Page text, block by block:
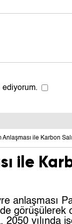
ediyorum.
Anlaşması ile Karbon
ile
anlaşması
görüşülerek
2050 yılında